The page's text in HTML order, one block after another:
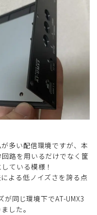
多い配信環境ですが、本
路を用いるだけでなく筐
ている模様！
よる低ノイズさを誇る点
同じ環境下でAT-UMX3
した。